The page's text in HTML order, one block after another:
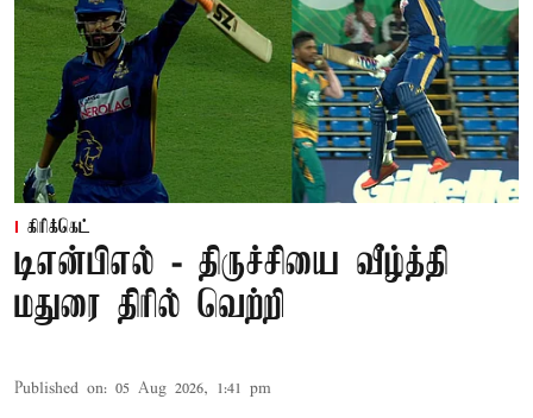
கிரிக்கெட்
டிஎன்பிஎல் - திருச்சியை வீழ்த்தி
மதுரை திரில் வெற்றி
Published on: 05 Aug 2026, 1:41 pm